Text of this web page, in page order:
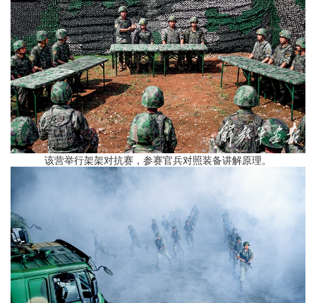
该营举行架架对抗赛，参赛官兵对照装备讲解原理。